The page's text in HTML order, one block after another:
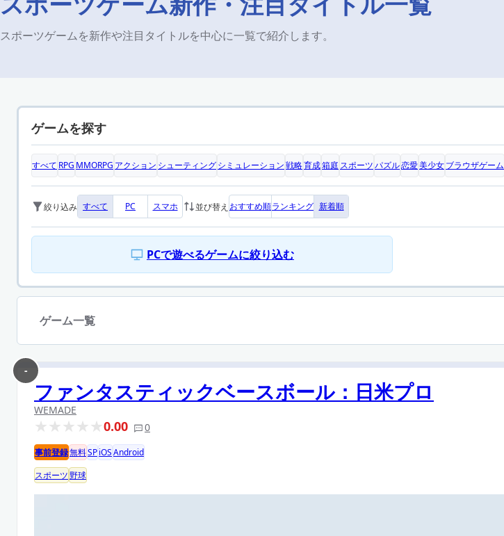
スポーツゲームを新作や注目タイトルを中心に一覧で紹介します。
ゲームを探す
すべて RPG MMORPG アクション シューティングシミュレーション戦略育成箱庭 スポーツパズル恋愛美少女ブラウザゲーム
絞り込み すべて PC スマホ 並び替え おすすめ順ランキング 新着順
PCで遊べるゲームに絞り込む
ゲーム一覧
ファンタスティックベースボール：日米プロ
WEMADE
0.00 0
-
事前登録無料SPiOSAndroid
スポーツ野球